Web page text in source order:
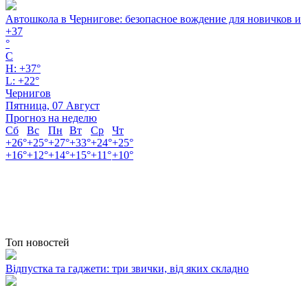
Автошкола в Чернигове: безопасное вождение для новичков и
+37
°
C
H: +37°
L: +22°
Чернигов
Пятница, 07 Август
Прогноз на неделю
Сб
Вс Пн Вт Ср
Чт
+26°+25°+27°+33°+24°+25°
+16°+12°+14°+15°+11°+10°
Топ новостей
Відпустка та гаджети: три звички, від яких складно